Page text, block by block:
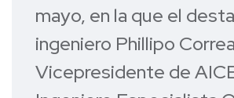
mayo, en la que el
ingeniero Phillipo
Vicepresidente de